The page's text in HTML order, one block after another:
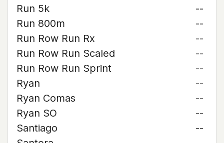
Run 5k
--
Run 800m
--
Run Row Run Rx
--
Run Row Run Scaled
--
Run Row Run Sprint
--
Ryan
--
Ryan Comas
--
Ryan SO
--
Santiago
--